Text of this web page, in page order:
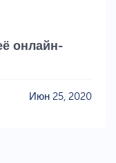
онлайн-
Июн 25, 2020